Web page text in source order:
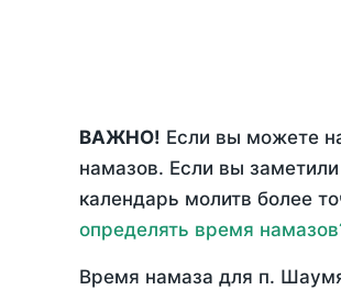
ВАЖНО! Если вы можете
намазов. Если вы
календарь молитв более
определять время
Время намаза для п.